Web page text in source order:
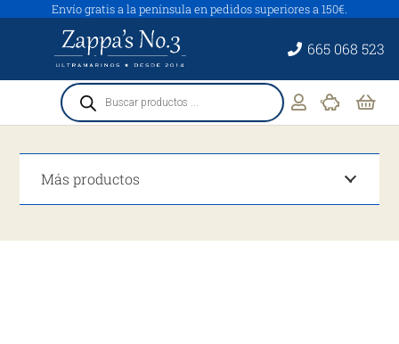
Envío gratis a la península en pedidos superiores a 150€.
665 068 523
Búsqueda
de
productos
Más productos